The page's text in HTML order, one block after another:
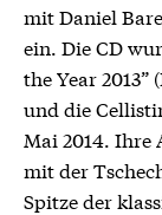
mit Daniel
ein. Die CD
the Year 2013”
und die
Mai 2014. Ihre
mit der
Spitze der